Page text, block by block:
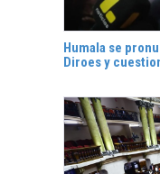
Humala se
Diroes y